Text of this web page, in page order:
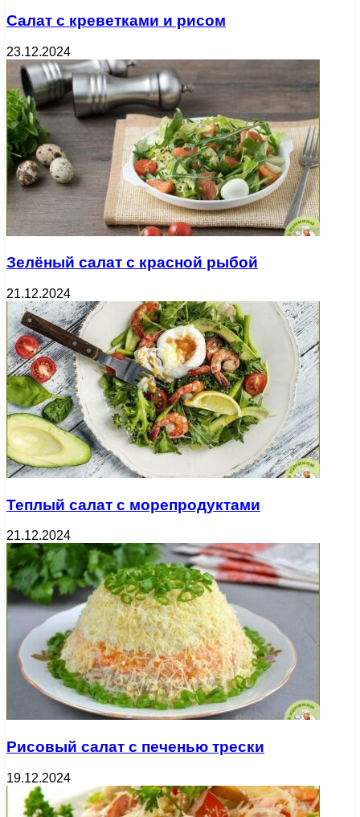
Салат с креветками и рисом
23.12.2024
Зелёный салат с красной рыбой
21.12.2024
Теплый салат с морепродуктами
21.12.2024
Рисовый салат с печенью трески
19.12.2024